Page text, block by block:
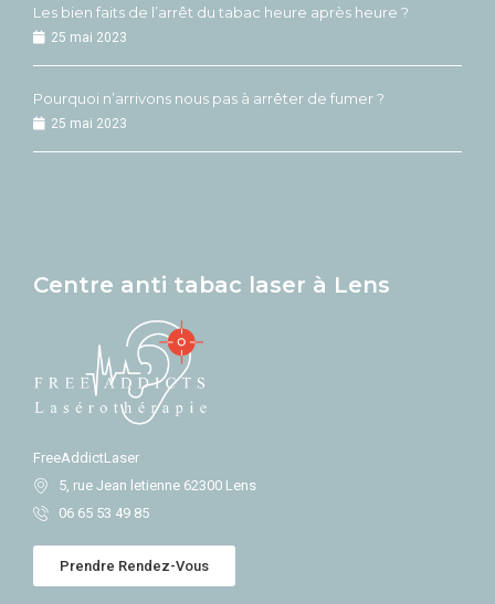
Les bien faits de l’arrêt du tabac heure après heure ?
25 mai 2023
Pourquoi n’arrivons nous pas à arrêter de fumer ?
25 mai 2023
Centre anti tabac laser à Lens
FreeAddictLaser
5, rue Jean letienne 62300 Lens
06 65 53 49 85
Prendre Rendez-Vous